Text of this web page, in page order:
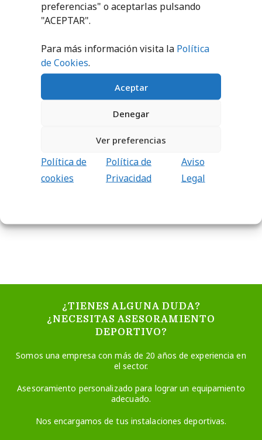
preferencias" o aceptarlas pulsando
"ACEPTAR".
Para más información visita la Política
de Cookies.
Aceptar
Denegar
Ver preferencias
Política de
cookies
Política de
Privacidad
Aviso
Legal
11,98€
AÑADIR AL
CARRITO
€ - 80,36
SELECCIONAR
¿TIENES ALGUNA DUDA?
¿NECESITAS ASESORAMIENTO
DEPORTIVO?
Somos una empresa con más de 20 años de experiencia en
el sector.
Asesoramiento personalizado para lograr un equipamiento
adecuado.
Nos encargamos de tus instalaciones deportivas.